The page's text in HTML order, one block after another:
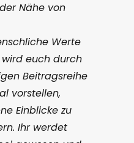
Nähe von
Werte
euch durch
Beitragsreihe
vorstellen,
Einblicke zu
Ihr werdet